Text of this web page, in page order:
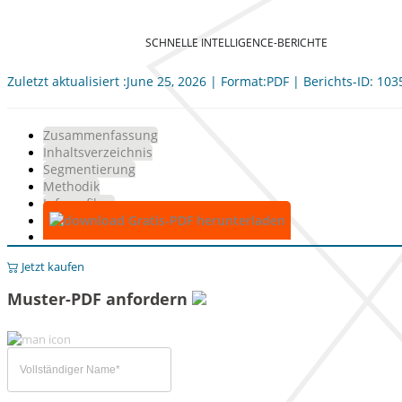
SCHNELLE INTELLIGENCE-BERICHTE
Zuletzt aktualisiert :June 25, 2026 | Format:PDF | Berichts-ID:
Zusammenfassung
Inhaltsverzeichnis
Segmentierung
Methodik
Infografiken
Gratis-PDF herunterladen
Jetzt kaufen
Muster-PDF anfordern